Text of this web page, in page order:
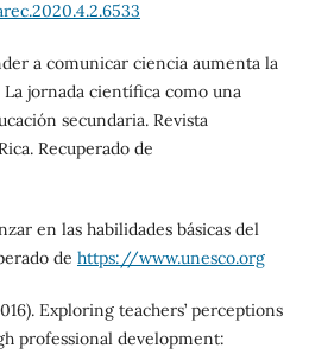
a comunicar ciencia aumenta la
jornada científica como una
secundaria. Revista
Recuperado de
en las habilidades básicas del
de https://www.unesco.org
Exploring teachers’ perceptions
professional development: